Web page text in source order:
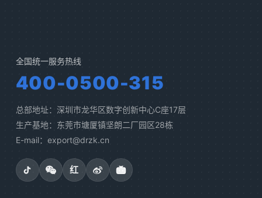
全国统一服务热线
400-0500-315
总部地址：深圳市龙华区数字创新中心C座17层
生产基地：东莞市塘厦镇坚朗二厂园区28栋
E-mail：export@drzk.cn
红